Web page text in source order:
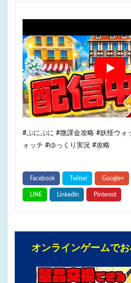
#ぷにぷに #微課金攻略 #妖怪ウォ
ォッチ #ゆっくり実況 #攻略
オンラインゲームでお